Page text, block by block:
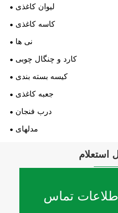
لیوان کاغذی
کاسه کاغذی
نی ها
کارد و چنگال چوبی
کیسه بسته بندی
جعبه کاغذی
درب فنجان
مدلهای
استعلام
تماس